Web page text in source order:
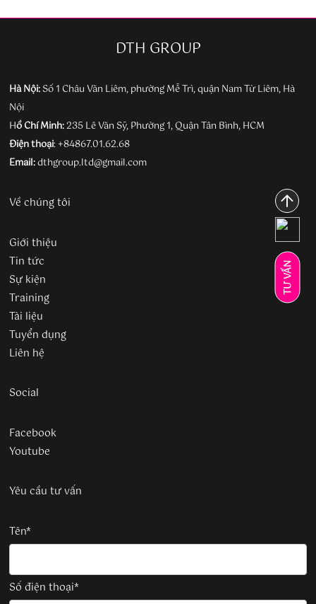
TƯ VẤN
DTH GROUP
Hà Nội:Số 1 Châu Văn Liêm, phường Mễ Trì, quận Nam Từ Liêm, Hà
Nội
Hồ Chí Minh:235 Lê Văn Sỹ, Phường 1, Quận Tân Bình, HCM
Điện thoại:+84867.01.62.68
Email:dthgroup.ltd@gmail.com
Về chúng tôi
Giới thiệu
Tin tức
Sự kiện
Training
Tài liệu
Tuyển dụng
Liên hệ
Social
Facebook
Youtube
Yêu cầu tư vấn
Tên*
Số điện thoại*